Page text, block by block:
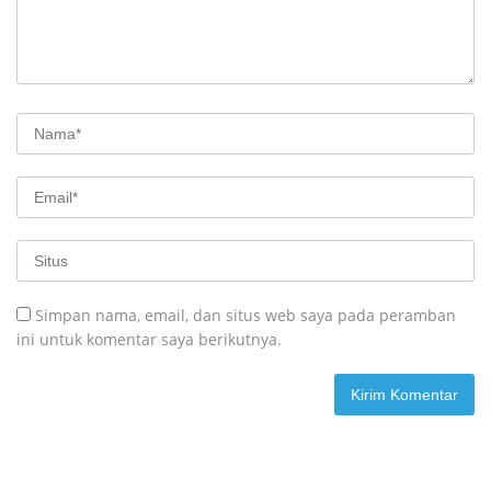
Simpan nama, email, dan situs web saya pada peramban
ini untuk komentar saya berikutnya.